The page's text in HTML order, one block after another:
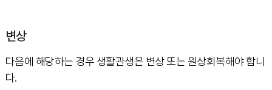
변상
다음에 해당하는 경우 생활관생은 변상 또는 원상회복해야 합니
다.